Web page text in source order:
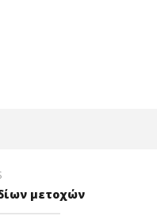
Group για
εταιρίας
μετοχών